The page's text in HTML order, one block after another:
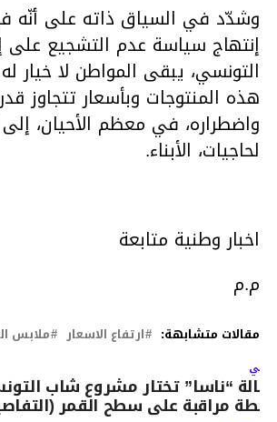
وشدّد في السياق ذاته على أنّه
إنتهاج سياسة عدم التشجيع على
التونسي، يبقى المواطن لا خيار
هذه المنتوجات وبأسعار تتجاوز
واضطراره، في معظم الأحيان، إلى
لحاجيات، الأبناء.
اخبار وطنية متابعة
م.م
مقالات متشابهة: ارتفاع الاسعار ملابس
“ناسا” تختار مشروع شاب
مراقبة على سطح القمر